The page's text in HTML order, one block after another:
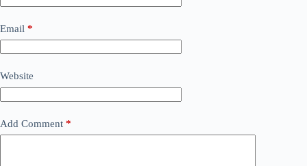
Email *
Website
Add Comment *